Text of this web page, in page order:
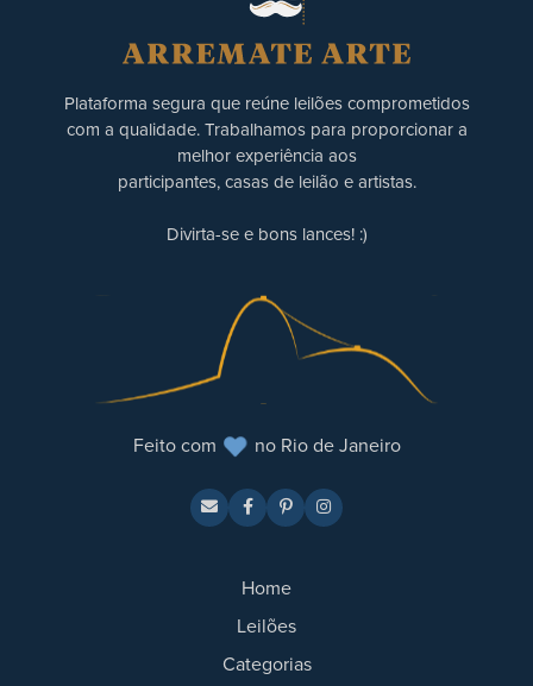
Plataforma segura que reúne leilões comprometidos
com a qualidade. Trabalhamos para proporcionar a
melhor experiência aos
participantes, casas de leilão e artistas.
Divirta-se e bons lances! :)
Feito com no Rio de Janeiro
Home
Leilões
Categorias